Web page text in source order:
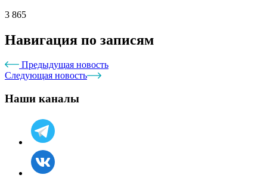
3 865
Навигация по записям
Предыдущая новость
Следующая новость
Наши каналы